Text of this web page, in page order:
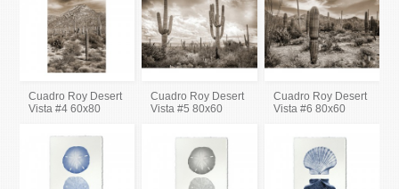
Cuadro Roy Desert
Vista #4 60x80
Cuadro Roy Desert
Vista #5 80x60
Cuadro Roy Desert
Vista #6 80x60